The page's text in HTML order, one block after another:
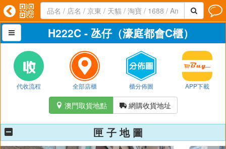
   
 H222C - 氹仔（濠庭都會C櫃）
代收流程 全部店櫃 櫃分佈圖 APP下載
 澳門取貨地點 網購收貨地址
匣 子 地 圖